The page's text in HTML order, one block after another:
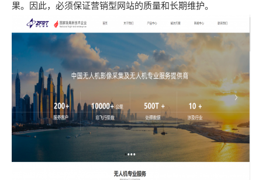
果。因此，必须保证营销型网站的质量和长期维护。